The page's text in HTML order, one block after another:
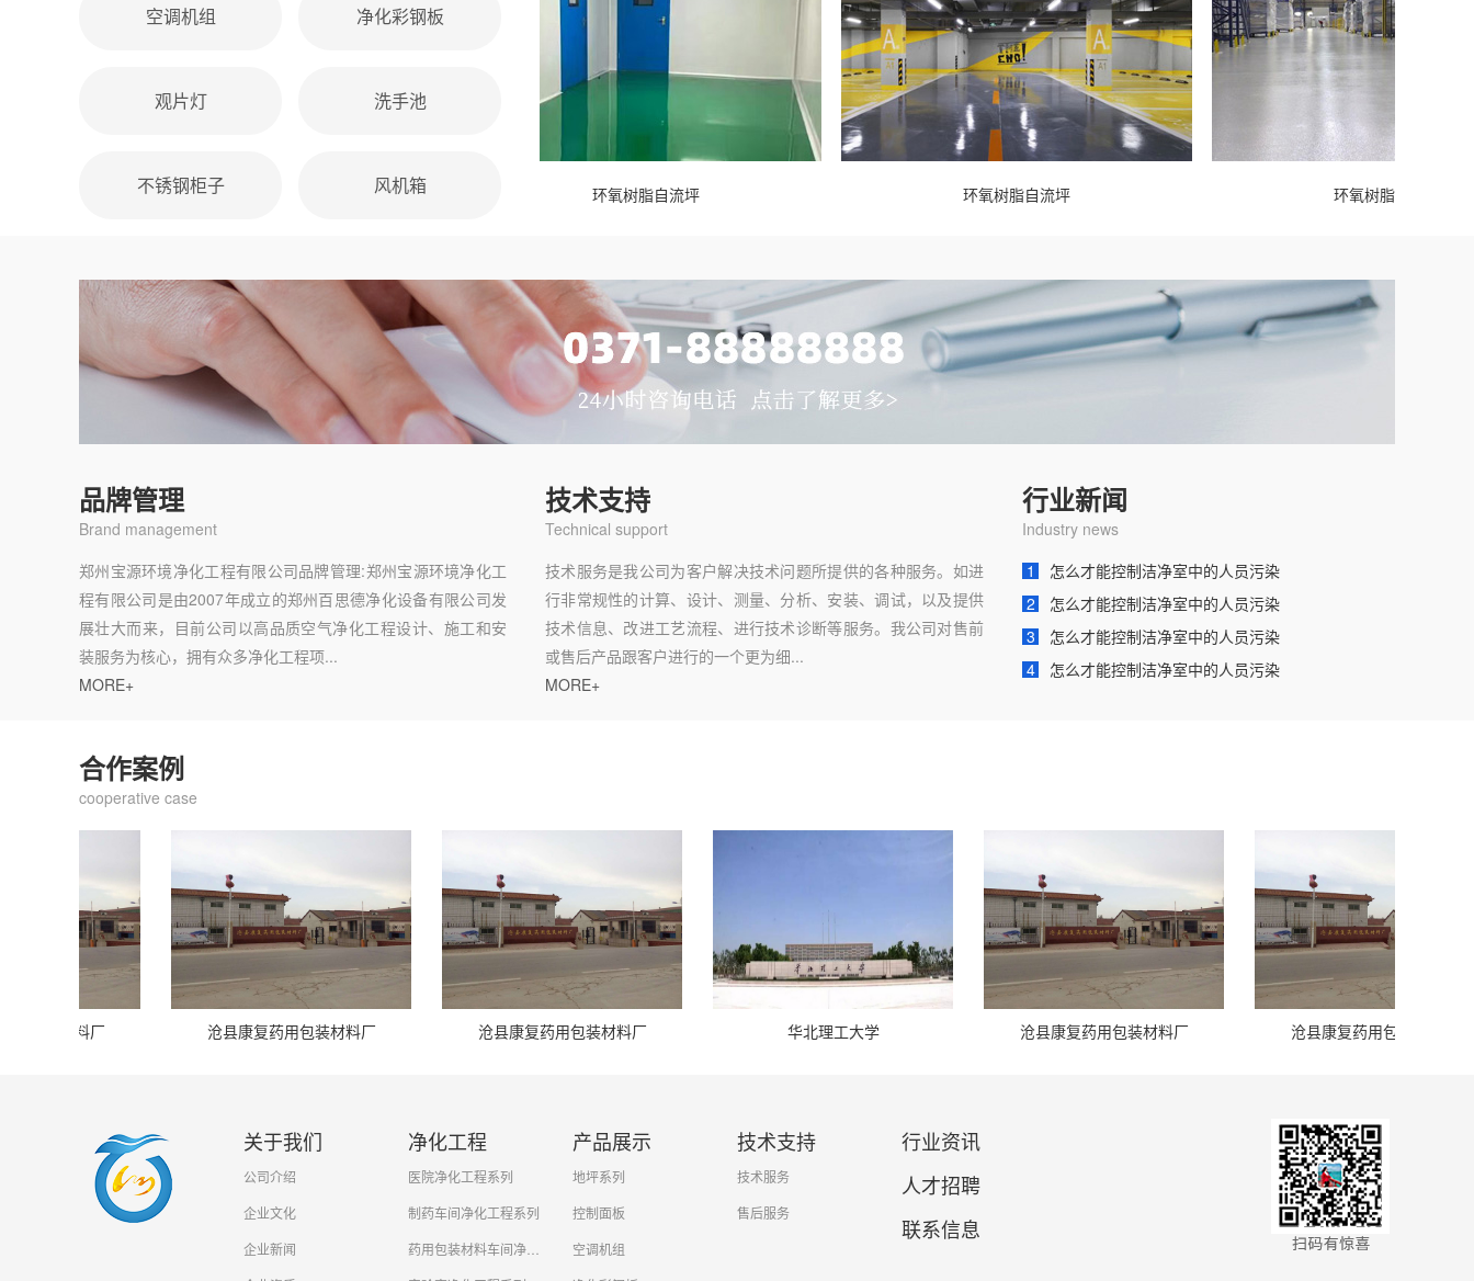
空调机组 净化彩钢板
观片灯 洗手池
不锈钢柜子 风机箱
环氧树脂自流坪 环氧树脂自流坪 环氧树脂自流坪 环氧树脂自流坪
品牌管理
Brand management
郑州宝源环境净化工程有限公司品牌管理:郑州宝源环境净化工
程有限公司是由2007年成立的郑州百思德净化设备有限公司发
展壮大而来，目前公司以高品质空气净化工程设计、施工和安
装服务为核心，拥有众多净化工程项...
MORE+
技术支持
Technical support
技术服务是我公司为客户解决技术问题所提供的各种服务。如进
行非常规性的计算、设计、测量、分析、安装、调试，以及提供
技术信息、改进工艺流程、进行技术诊断等服务。我公司对售前
或售后产品跟客户进行的一个更为细...
MORE+
行业新闻
Industry news
1
怎么才能控制洁净室中的人员污染
2
怎么才能控制洁净室中的人员污染
3
怎么才能控制洁净室中的人员污染
4
怎么才能控制洁净室中的人员污染
合作案例
cooperative case
沧县康复药用包装材料厂 沧县康复药用包装材料厂 华北理工大学 沧县康复药用包装材料厂 沧县康复药用包装材料厂
关于我们
公司介绍
企业文化
企业新闻
净化工程
医院净化工程系列
制药车间净化工程系列
产品展示
地坪系列
控制面板
空调机组
技术支持
技术服务
售后服务
行业资讯
人才招聘
联系信息